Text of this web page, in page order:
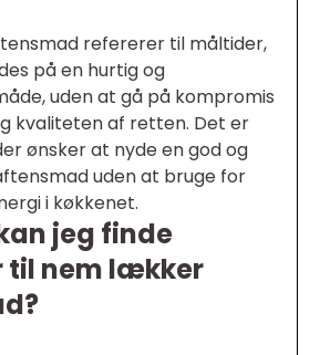
refererer til måltider,
på en hurtig og
uden at gå på kompromis
kvaliteten af retten. Det er
ønsker at nyde en god og
uden at bruge for
i køkkenet.
jeg finde
til nem lækker